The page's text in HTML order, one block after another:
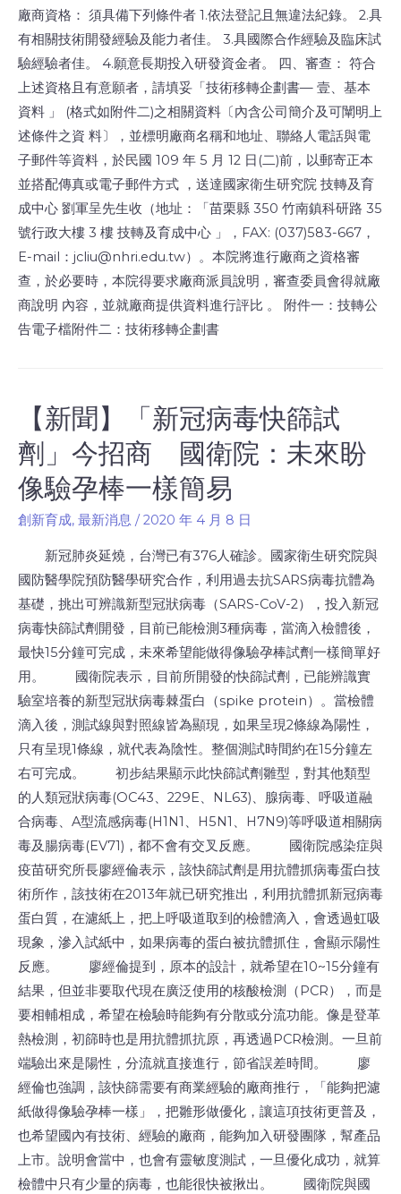
廠商資格： 須具備下列條件者 1.依法登記且無違法紀錄。 2.具
有相關技術開發經驗及能力者佳。 3.具國際合作經驗及臨床試
驗經驗者佳。 4.願意長期投入研發資金者。 四、審查： 符合
上述資格且有意願者，請填妥「技術移轉企劃書— 壹、基本
資料 」 (格式如附件二)之相關資料〔內含公司簡介及可闡明上
述條件之資 料〕，並標明廠商名稱和地址、聯絡人電話與電
子郵件等資料，於民國 109 年 5 月 12 日(二)前，以郵寄正本
並搭配傳真或電子郵件方式 ，送達國家衛生研究院 技轉及育
成中心 劉軍呈先生收（地址：「苗栗縣 350 竹南鎮科研路 35
號行政大樓 3 樓 技轉及育成中心 」，FAX: (037)583-667，
E-mail：jcliu@nhri.edu.tw）。本院將進行廠商之資格審
查，於必要時，本院得要求廠商派員說明，審查委員會得就廠
商說明 內容，並就廠商提供資料進行評比 。 附件一：技轉公
告電子檔附件二：技術移轉企劃書
【新聞】「新冠病毒快篩試
劑」今招商 國衛院：未來盼
像驗孕棒一樣簡易
創新育成, 最新消息 / 2020 年 4 月 8 日
新冠肺炎延燒，台灣已有376人確診。國家衛生研究院與
國防醫學院預防醫學研究合作，利用過去抗SARS病毒抗體為
基礎，挑出可辨識新型冠狀病毒（SARS-CoV-2），投入新冠
病毒快篩試劑開發，目前已能檢測3種病毒，當滴入檢體後，
最快15分鐘可完成，未來希望能做得像驗孕棒試劑一樣簡單好
用。 國衛院表示，目前所開發的快篩試劑，已能辨識實
驗室培養的新型冠狀病毒棘蛋白（spike protein）。當檢體
滴入後，測試線與對照線皆為顯現，如果呈現2條線為陽性，
只有呈現1條線，就代表為陰性。整個測試時間約在15分鐘左
右可完成。 初步結果顯示此快篩試劑雛型，對其他類型
的人類冠狀病毒(OC43、229E、NL63)、腺病毒、呼吸道融
合病毒、A型流感病毒(H1N1、H5N1、H7N9)等呼吸道相關病
毒及腸病毒(EV71)，都不會有交叉反應。 國衛院感染症與
疫苗研究所長廖經倫表示，該快篩試劑是用抗體抓病毒蛋白技
術所作，該技術在2013年就已研究推出，利用抗體抓新冠病毒
蛋白質，在濾紙上，把上呼吸道取到的檢體滴入，會透過虹吸
現象，滲入試紙中，如果病毒的蛋白被抗體抓住，會顯示陽性
反應。 廖經倫提到，原本的設計，就希望在10~15分鐘有
結果，但並非要取代現在廣泛使用的核酸檢測（PCR），而是
要相輔相成，希望在檢驗時能夠有分散或分流功能。像是登革
熱檢測，初篩時也是用抗體抓抗原，再透過PCR檢測。一旦前
端驗出來是陽性，分流就直接進行，節省誤差時間。 廖
經倫也強調，該快篩需要有商業經驗的廠商推行，「能夠把濾
紙做得像驗孕棒一樣」，把雛形做優化，讓這項技術更普及，
也希望國內有技術、經驗的廠商，能夠加入研發團隊，幫產品
上市。說明會當中，也會有靈敏度測試，一旦優化成功，就算
檢體中只有少量的病毒，也能很快被揪出。 國衛院與國